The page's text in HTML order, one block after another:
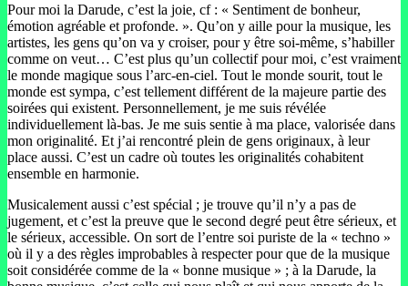
Pour moi la Darude, c’est la joie, cf : « Sentiment de bonheur,
émotion agréable et profonde. ». Qu’on y aille pour la musique, les
artistes, les gens qu’on va y croiser, pour y être soi-même, s’habiller
comme on veut… C’est plus qu’un collectif pour moi, c’est vraiment
le monde magique sous l’arc-en-ciel. Tout le monde sourit, tout le
monde est sympa, c’est tellement différent de la majeure partie des
soirées qui existent. Personnellement, je me suis révélée
individuellement là-bas. Je me suis sentie à ma place, valorisée dans
mon originalité. Et j’ai rencontré plein de gens originaux, à leur
place aussi. C’est un cadre où toutes les originalités cohabitent
ensemble en harmonie.
Musicalement aussi c’est spécial ; je trouve qu’il n’y a pas de
jugement, et c’est la preuve que le second degré peut être sérieux, et
le sérieux, accessible. On sort de l’entre soi puriste de la « techno »
où il y a des règles improbables à respecter pour que de la musique
soit considérée comme de la « bonne musique » ; à la Darude, la